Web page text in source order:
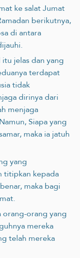
ke salat Jumat
berikutnya,
di antara
jelas dan yang
terdapat
tidak
dirinya dari
menjaga
Siapa yang
maka ia jatuh
yang
‎titipkan kepada
maka bagi
orang-orang yang
mereka
telah mereka